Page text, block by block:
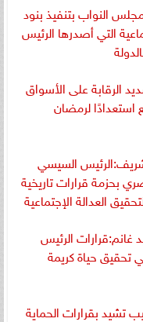
النواب بتنفيذ بنود
التي أصدرها الرئيس
الرقابة على الأسواق
استعدادًا لرمضان
السيسي
بحزمة قرارات تاريخية
العدالة الإجتماعية
غانم:قرارات الرئيس
تحقيق حياة كريمة
تشيد بقرارات الحماية